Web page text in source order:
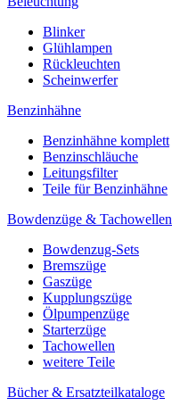
Blinker
Glühlampen
Rückleuchten
Scheinwerfer
Benzinhähne
Benzinhähne komplett
Benzinschläuche
Leitungsfilter
Teile für Benzinhähne
Bowdenzüge & Tachowellen
Bowdenzug-Sets
Bremszüge
Gaszüge
Kupplungszüge
Ölpumpenzüge
Starterzüge
Tachowellen
weitere Teile
Bücher & Ersatzteilkataloge